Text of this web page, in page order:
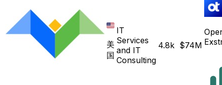
美
国
IT
Services
and IT
Consulting
4.8k $74M